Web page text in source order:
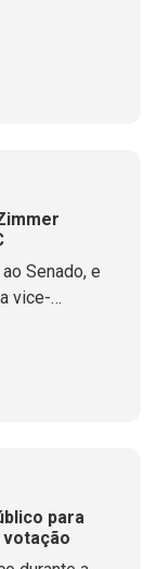
Senado, e
vice-
para